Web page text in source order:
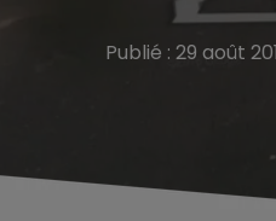
Publié : 29 août